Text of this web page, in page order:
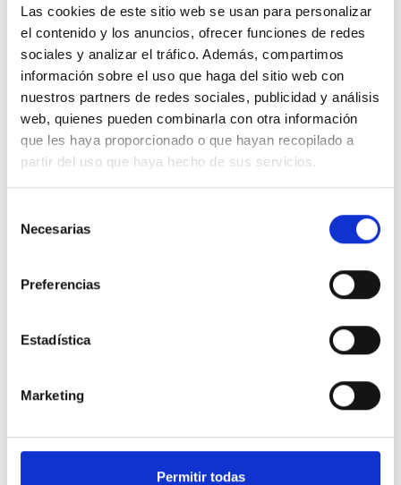
Las cookies de este sitio web se usan para personalizar
el contenido y los anuncios, ofrecer funciones de redes
sociales y analizar el tráfico. Además, compartimos
información sobre el uso que haga del sitio web con
nuestros partners de redes sociales, publicidad y análisis
web, quienes pueden combinarla con otra información
que les haya proporcionado o que hayan recopilado a
partir del uso que haya hecho de sus servicios.
Necesarias
Preferencias
Estadística
Marketing
Permitir todas
Clever 94696 Grifo de bidé
50mm monomando N Panam
Urban
40,66 €67,76 €
Comprar
Clever 94697 Kit grifo de bañera-
ducha monomando N Panam
Urban
65,85 €109,75 €
Comprar
-40%
monomando N Panam Urban
Clever 96067 grifo de cocina
mural monomando N Panam
Comprar
-30% -40%